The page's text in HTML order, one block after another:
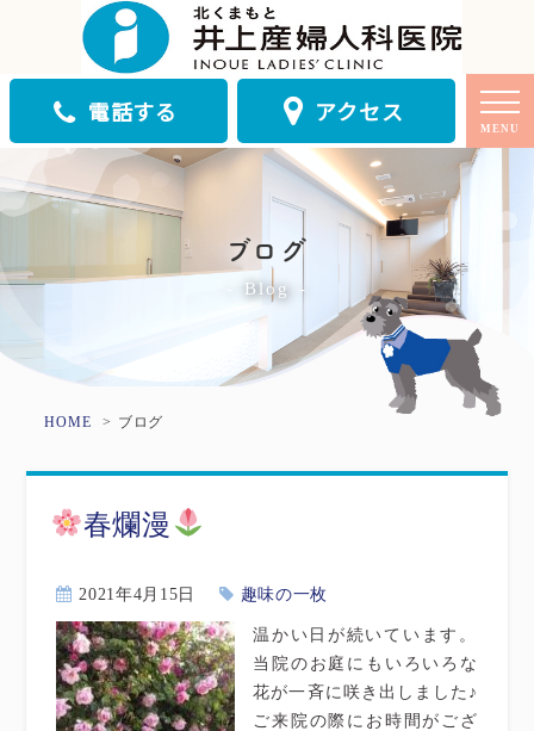
MENU
電話する アクセス
ブログ
Blog
HOME ブログ
春爛漫
2021年4月15日 趣味の一枚
温かい日が続いています。
当院のお庭にもいろいろな
花が一斉に咲き出しました♪
ご来院の際にお時間がござ